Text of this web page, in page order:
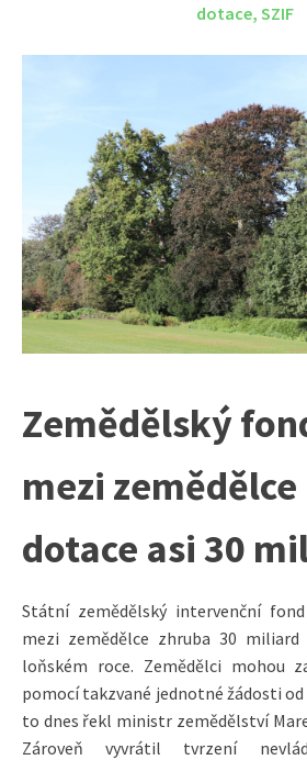
dotace,SZIF
Zemědělský
mezi
dotace asi 30
Státní zemědělský intervenční
mezi zemědělce zhruba 30
loňském roce. Zemědělci mohou
pomocí takzvané jednotné žádosti od
to dnes řekl ministr zemědělství
Zároveň vyvrátil tvrzení